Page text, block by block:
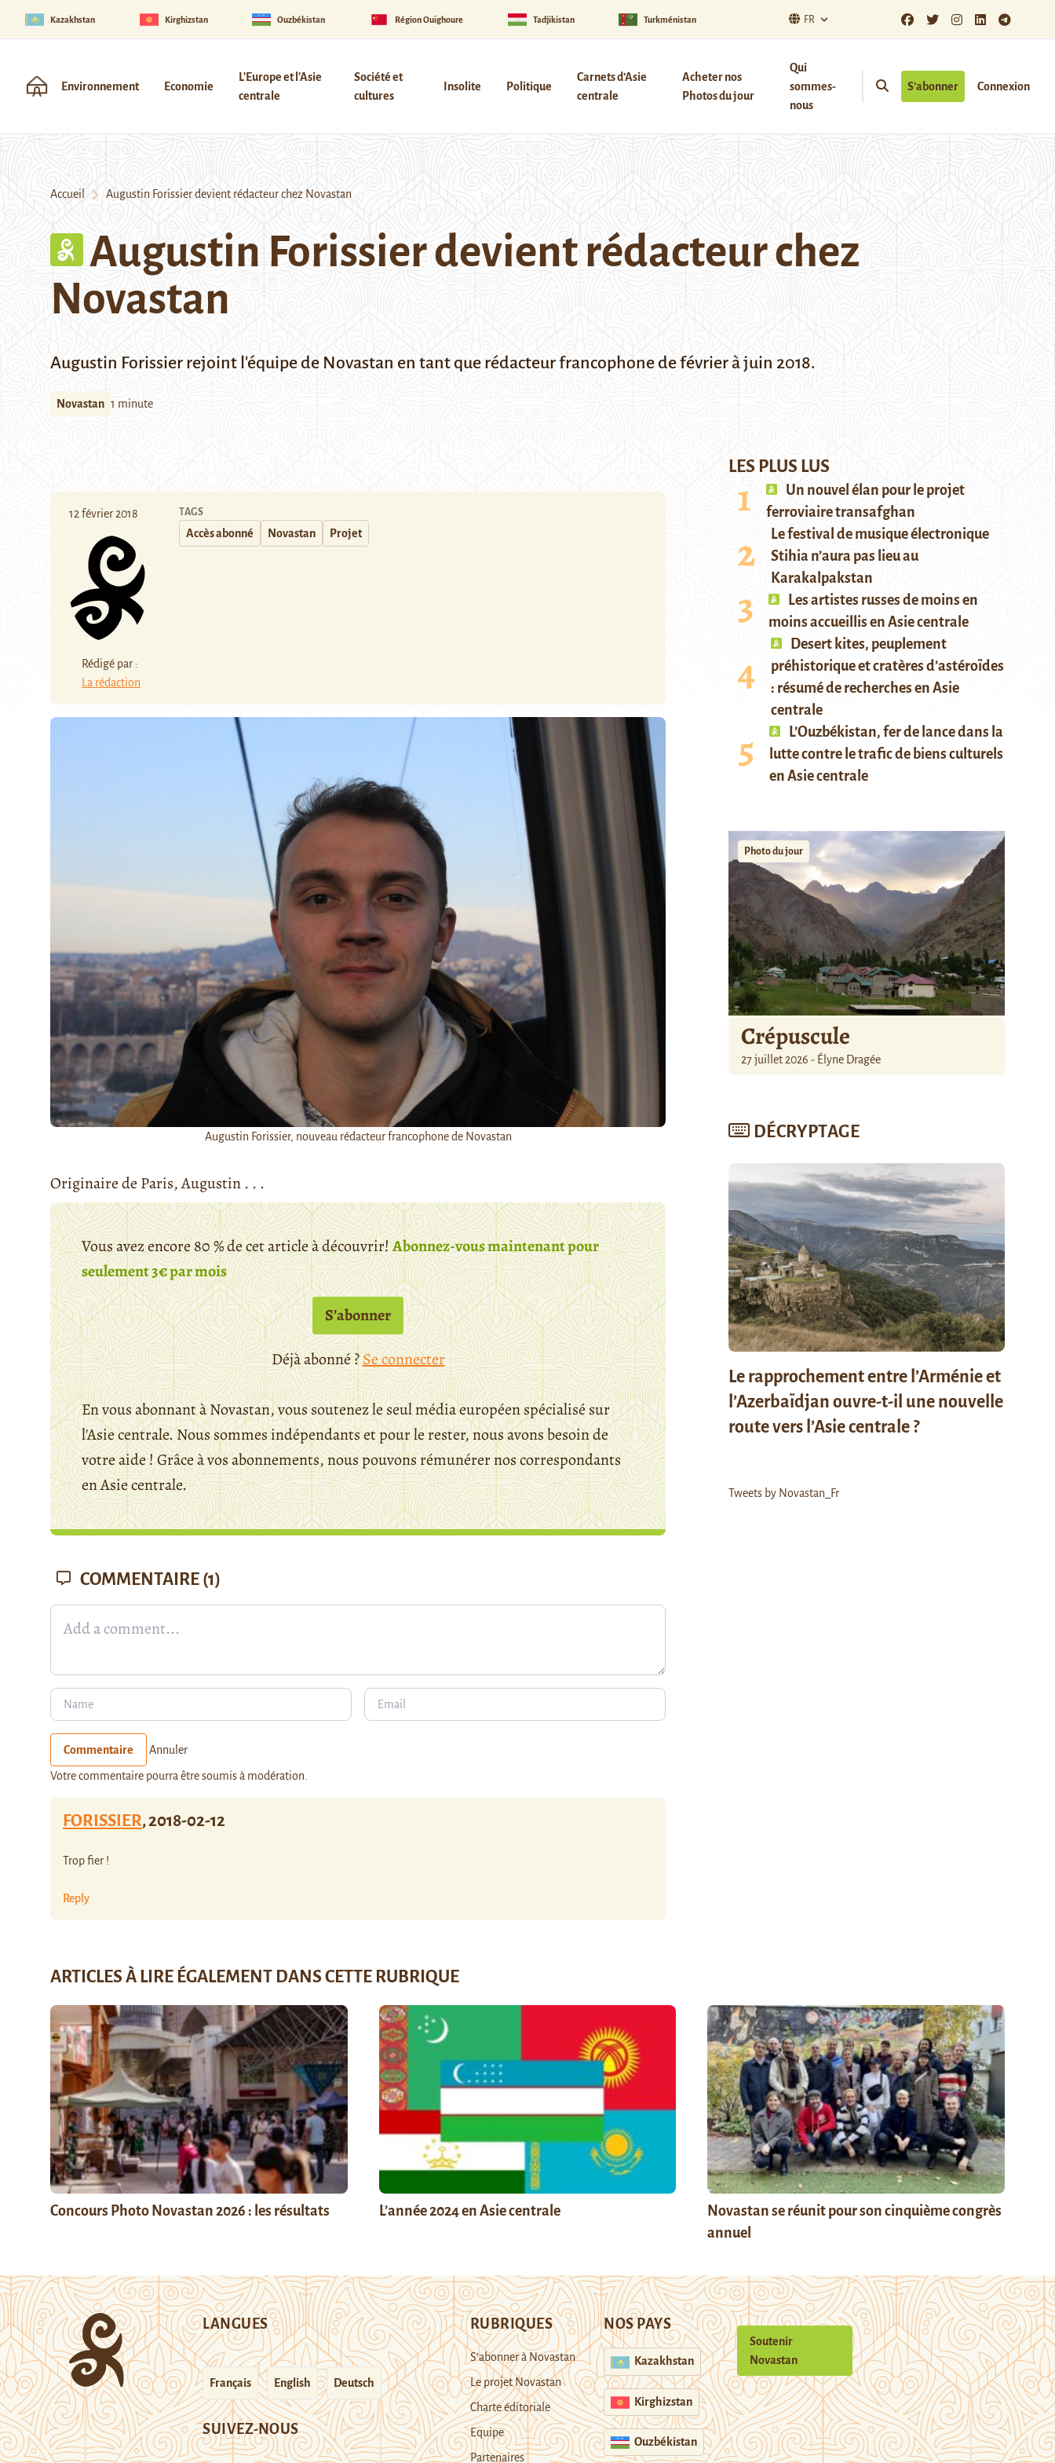
Kazakhstan Kirghizstan Ouzbékistan Région Ouïghoure Tadjikistan Turkménistan FR
Environnement Economie
L'Europe et l'Asie
centrale
Société et
cultures
Insolite Politique
Carnets d’Asie
centrale
Acheter nos
Photos du jour
Qui
sommes-
nous
S’abonner Connexion
Accueil Augustin Forissier devient rédacteur chez Novastan
Augustin Forissier devient rédacteur chez
Novastan
Augustin Forissier rejoint l'équipe de Novastan en tant que rédacteur francophone de février à juin 2018.
Novastan 1 minute
12 février 2018
Rédigé par :
La rédaction
TAGS
Accès abonné Novastan Projet
Augustin Forissier, nouveau rédacteur francophone de Novastan
Originaire de Paris, Augustin . . .
Vous avez encore 80 % de cet article à découvrir!Abonnez-vous maintenant pour
seulement 3€ par mois
S’abonner
Déjà abonné ?Se connecter
En vous abonnant à Novastan, vous soutenez le seul média européen spécialisé sur
l'Asie centrale. Nous sommes indépendants et pour le rester, nous avons besoin de
votre aide ! Grâce à vos abonnements, nous pouvons rémunérer nos correspondants
en Asie centrale.
LES PLUS LUS
Un nouvel élan pour le projet
ferroviaire transafghan
Le festival de musique électronique
Stihia n’aura pas lieu au
Karakalpakstan
Les artistes russes de moins en
moins accueillis en Asie centrale
Desert kites, peuplement
préhistorique et cratères d’astéroïdes
: résumé de recherches en Asie
centrale
L’Ouzbékistan, fer de lance dans la
lutte contre le trafic de biens culturels
en Asie centrale
Photo du jour
Crépuscule
27 juillet 2026 - Élyne Dragée
DÉCRYPTAGE
Le rapprochement entre l’Arménie et
l’Azerbaïdjan ouvre-t-il une nouvelle
route vers l’Asie centrale ?
Tweets by Novastan_Fr
COMMENTAIRE (1)
Commentaire Annuler
Votre commentaire pourra être soumis à modération.
FORISSIER,2018-02-12
Trop fier !
Reply
ARTICLES À LIRE ÉGALEMENT DANS CETTE RUBRIQUE
Concours Photo Novastan 2026 : les résultats L’année 2024 en Asie centrale
Novastan se réunit pour son cinquième congrès
annuel
LANGUES
Français English Deutsch
SUIVEZ-NOUS
RUBRIQUES
S’abonner à Novastan
Le projet Novastan
Charte éditoriale
Equipe
Partenaires
NOS PAYS
Kazakhstan
Kirghizstan
Ouzbékistan
Soutenir
Novastan